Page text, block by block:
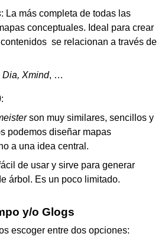
: La más completa de todas las
conceptuales. Ideal para crear
se relacionan a través de
Dia, Xmind, …
son muy similares, sencillos y
podemos diseñar mapas
a una idea central.
de usar y sirve para generar
árbol. Es un poco limitado.
y/o Glogs
escoger entre dos opciones: